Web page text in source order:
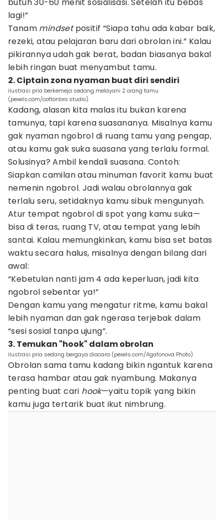
lagi!”
Tanam mindsetpositif “Siapa tahu ada kabar baik,
rezeki, atau pelajaran baru dari obrolan ini.” Kalau
pikirannya udah gak berat, badan biasanya bakal
lebih ringan buat menyambut tamu.
2. Ciptain zona nyaman buat diri sendiri
ilustrasi pria berkemeja sedang melayani 2 orang tamu
(pexels.com/cottonbro studio)
Kadang, alasan kita malas itu bukan karena
tamunya, tapi karena suasananya. Misalnya kamu
gak nyaman ngobrol di ruang tamu yang pengap,
atau kamu gak suka suasana yang terlalu formal.
Solusinya? Ambil kendali suasana. Contoh:
Siapkan camilan atau minuman favorit kamu buat
nemenin ngobrol. Jadi walau obrolannya gak
terlalu seru, setidaknya kamu sibuk mengunyah.
Atur tempat ngobrol di spot yang kamu suka—
bisa di teras, ruang TV, atau tempat yang lebih
santai. Kalau memungkinkan, kamu bisa set batas
waktu secara halus, misalnya dengan bilang dari
awal:
“Kebetulan nanti jam 4 ada keperluan, jadi kita
ngobrol sebentar ya!”
Dengan kamu yang mengatur ritme, kamu bakal
lebih nyaman dan gak ngerasa terjebak dalam
“sesi sosial tanpa ujung”.
3. Temukan "hook" dalam obrolan
ilustrasi pria sedang bergaya diacara (pexels.com/Agafonova Photo)
Obrolan sama tamu kadang bikin ngantuk karena
terasa hambar atau gak nyambung. Makanya
penting buat cari hook—yaitu topik yang bikin
kamu juga tertarik buat ikut nimbrung.